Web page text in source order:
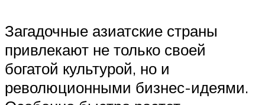
Загадочные азиатские страны
привлекают не только своей
богатой культурой, но и
революционными бизнес-идеями.